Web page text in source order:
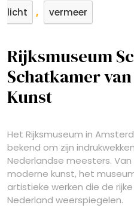
licht , vermeer
Rijksmuseum
Schatkamer
Kunst
Het Rijksmuseum in
bekend om zijn
Nederlandse meesters.
moderne kunst, het
artistieke werken die de
Nederland weerspiegelen.